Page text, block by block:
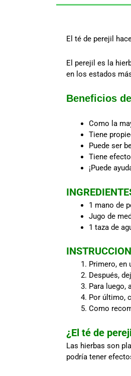
El té de perejil
El perejil es la
en los estados
Beneficios
Como la
Tiene
Puede ser
Tiene efecto
¡Puede
1 mano de
Jugo de
1 taza de
Primero, en
Después,
Para luego,
Por último,
Como
¿El té de
Las hierbas son
podría tener